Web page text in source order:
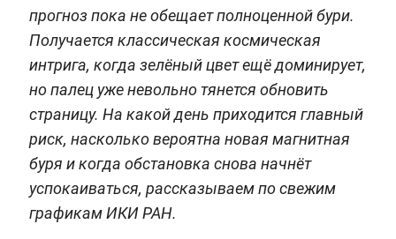
прогноз пока не обещает полноценной бури.
Получается классическая космическая
интрига, когда зелёный цвет ещё доминирует,
но палец уже невольно тянется обновить
страницу. На какой день приходится главный
риск, насколько вероятна новая магнитная
буря и когда обстановка снова начнёт
успокаиваться, рассказываем по свежим
графикам ИКИ РАН.